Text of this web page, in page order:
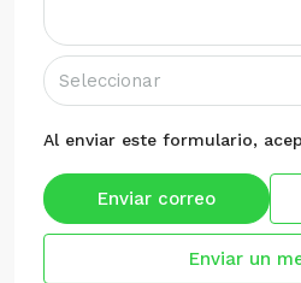
Seleccionar
Al enviar este formulario,
Enviar correo
Enviar un